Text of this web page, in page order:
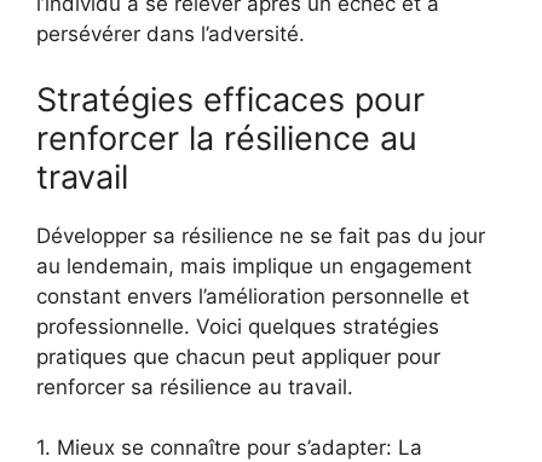
persévérer dans l’adversité.
Stratégies efficaces pour
renforcer la résilience au
travail
Développer sa résilience ne se fait pas du jour
au lendemain, mais implique un engagement
constant envers l’amélioration personnelle et
professionnelle. Voici quelques stratégies
pratiques que chacun peut appliquer pour
renforcer sa résilience au travail.
1. Mieux se connaître pour s’adapter: La